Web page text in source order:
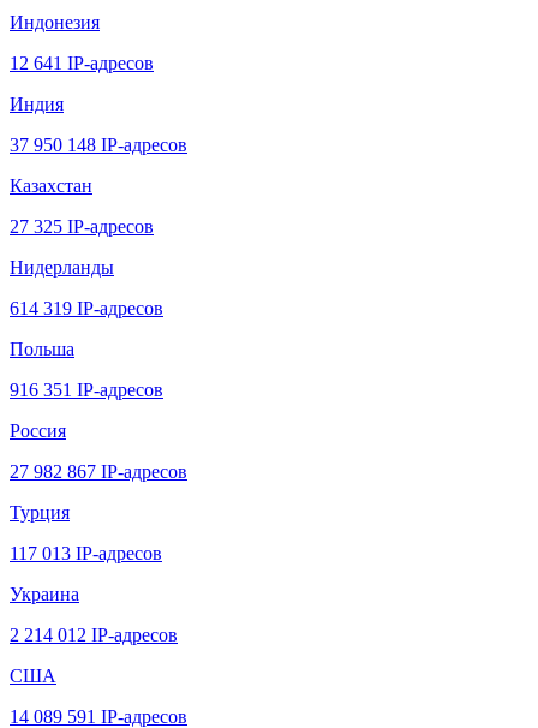
Индонезия
12 641 IP-адресов
Индия
37 950 148 IP-адресов
Казахстан
27 325 IP-адресов
Нидерланды
614 319 IP-адресов
Польша
916 351 IP-адресов
Россия
27 982 867 IP-адресов
Турция
117 013 IP-адресов
Украина
2 214 012 IP-адресов
США
14 089 591 IP-адресов